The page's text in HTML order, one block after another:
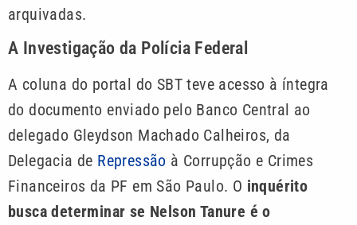
arquivadas.
A Investigação da Polícia Federal
A coluna do portal do SBT teve acesso à íntegra
do documento enviado pelo Banco Central ao
delegado Gleydson Machado Calheiros, da
Delegacia de Repressão à Corrupção e Crimes
Financeiros da PF em São Paulo. O inquérito
busca determinar se Nelson Tanure é o